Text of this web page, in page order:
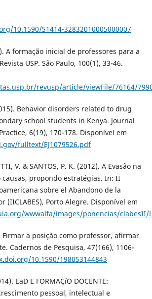
10.1590/S1414-32832010005000007
A formação inicial de professores para a
USP. São Paulo, 100(1), 33-46.
revusp/article/viewFile/76164/
Behavior disorders related to drug
school students in Kenya. Journal
6(19), 170-178. Disponí­vel em
fulltext/EJ1079526.pdf
V. & SANTOS, P. K. (2012). A Evasão na
causas, propondo estratégias. In: II
sobre el Abandono de la
(IICLABES), Porto Alegre. Disponí­vel em
wwwalfa/images/ponencias/clabesII/
Firmar a posição como professor, afirmar
Cadernos de Pesquisa, 47(166), 1106-
10.1590/198053144843
EaD E FORMAÇíO DOCENTE:
pessoal, intelectual e